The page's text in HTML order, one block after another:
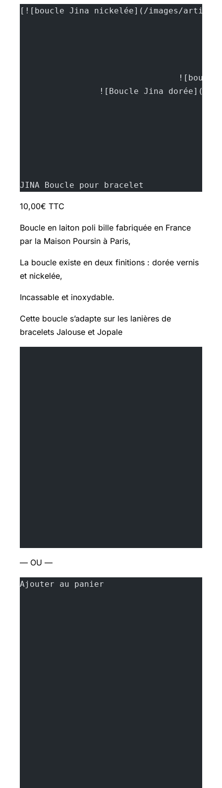
[![boucle Jina nickelée](/images/
JINA Boucle pour bracelet
10,00€ TTC
Boucle en laiton poli bille fabriquée en France
par la Maison Poursin à Paris,
La boucle existe en deux finitions : dorée vernis
et nickelée,
Incassable et inoxydable.
Cette boucle s’adapte sur les lanières de
bracelets Jalouse et Jopale
— OU —
Ajouter au panier